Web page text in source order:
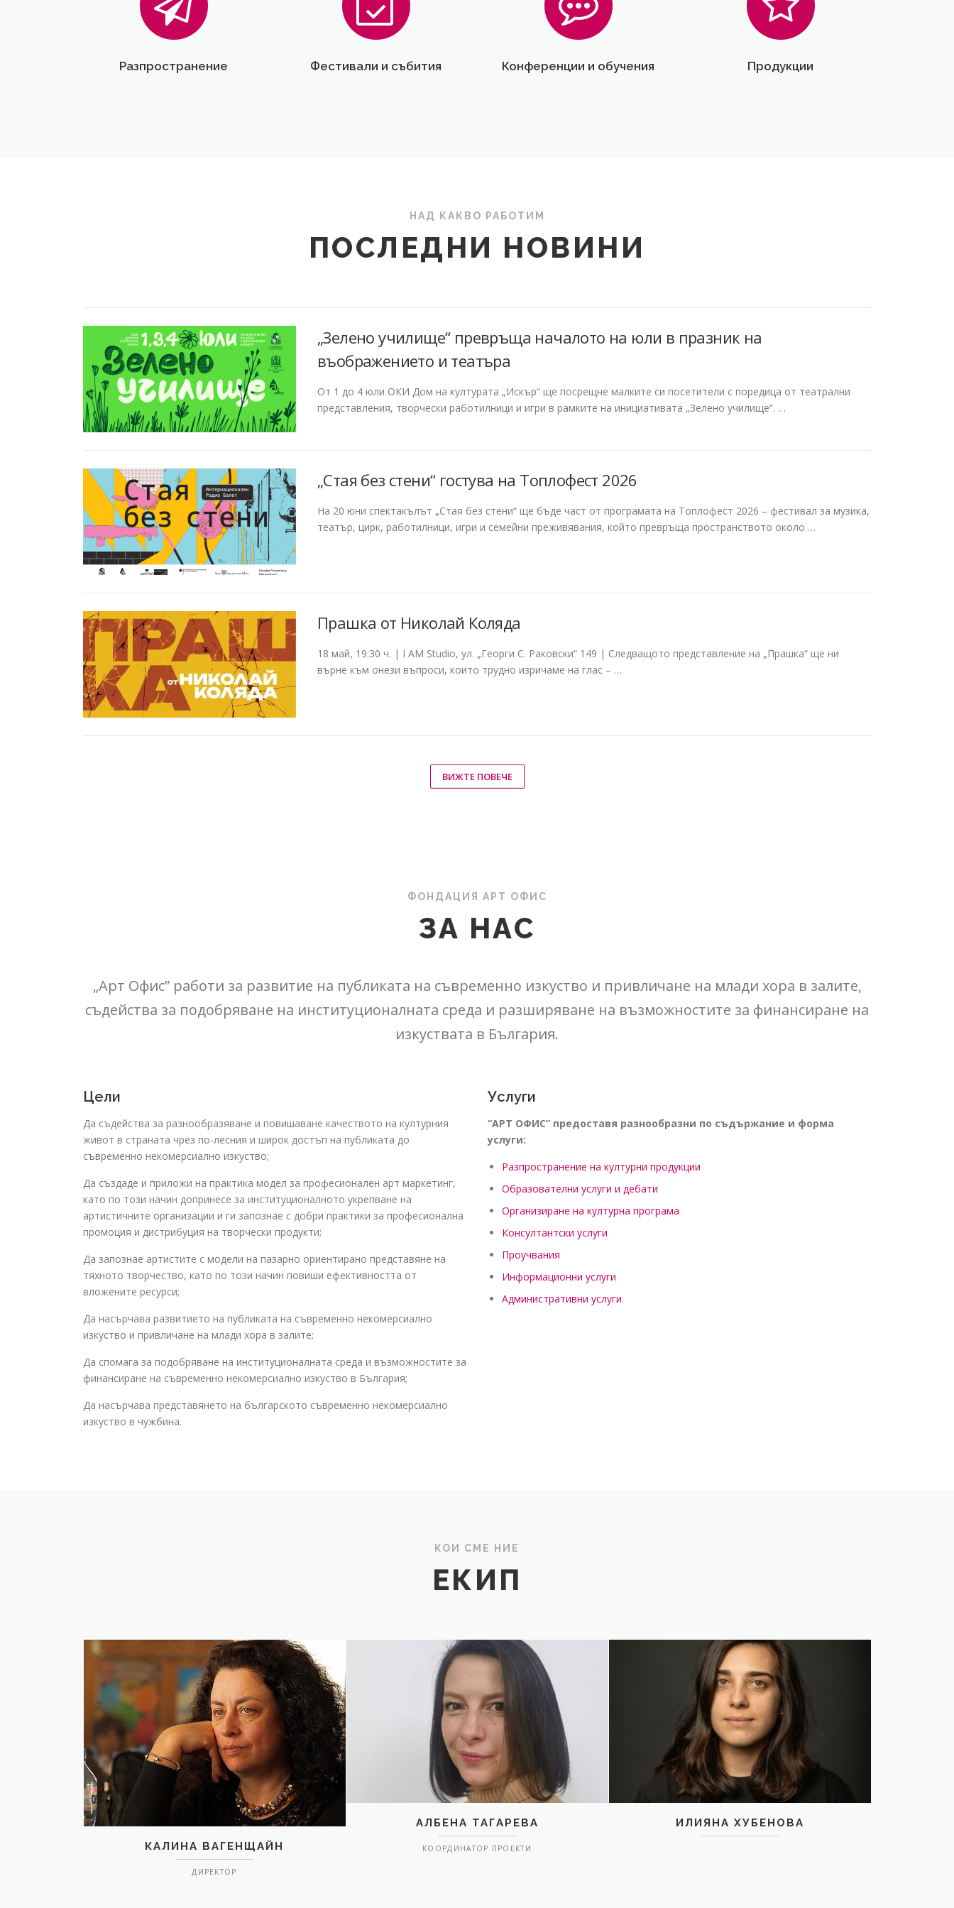
Разпространение Фестивали и събития Конференции и обучения Продукции
НАД КАКВО РАБОТИМ
ПОСЛЕДНИ НОВИНИ
„Зелено училище“ превръща началото на юли в празник на
въображението и театъра
От 1 до 4 юли ОКИ Дом на културата „Искър“ ще посрещне малките си посетители с поредица от театрални
представления, творчески работилници и игри в рамките на инициативата „Зелено училище“. …
„Стая без стени“ гостува на Топлофест 2026
На 20 юни спектакълът „Стая без стени“ ще бъде част от програмата на Топлофест 2026 – фестивал за музика,
театър, цирк, работилници, игри и семейни преживявания, който превръща пространството около …
Прашка от Николай Коляда
18 май, 19:30 ч. | I AM Studio, ул. „Георги С. Раковски“ 149 | Следващото представление на „Прашка“ ще ни
върне към онези въпроси, които трудно изричаме на глас – …
ВИЖТЕ ПОВЕЧЕ
ФОНДАЦИЯ АРТ ОФИС
ЗА НАС
„Арт Офис” работи за развитие на публиката на съвременно изкуство и привличане на млади хора в залите,
съдейства за подобряване на институционалната среда и разширяване на възможностите за финансиране на
изкуствата в България.
Цели
Да съдейства за разнообразяване и повишаване качеството на културния
живот в страната чрез по-лесния и широк достъп на публиката до
съвременно некомерсиално изкуство;
Да създаде и приложи на практика модел за професионален арт маркетинг,
като по този начин допринесе за институционалното укрепване на
артистичните организации и ги запознае с добри практики за професионална
промоция и дистрибуция на творчески продукти;
Да запознае артистите с модели на пазарно ориентирано представяне на
тяхното творчество, като по този начин повиши ефективността от
вложените ресурси;
Да насърчава развитието на публиката на съвременно некомерсиално
изкуство и привличане на млади хора в залите;
Да спомага за подобряване на институционалната среда и възможностите за
финансиране на съвременно некомерсиално изкуство в България;
Да насърчава представянето на българското съвременно некомерсиално
изкуство в чужбина.
Услуги
“АРТ ОФИС” предоставя разнообразни по съдържание и форма
услуги:
Разпространение на културни продукции
Образователни услуги и дебати
Организиране на културна програма
Консултантски услуги
Проучвания
Информационни услуги
Административни услуги
КОИ СМЕ НИЕ
ЕКИП
КАЛИНА ВАГЕНЩАЙН
ДИРЕКТОР
АЛБЕНА ТАГАРЕВА
КООРДИНАТОР ПРОЕКТИ
ИЛИЯНА ХУБЕНОВА